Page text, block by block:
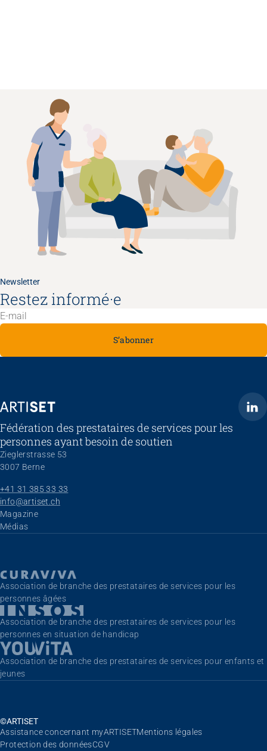
Newsletter
Restez informé·e
S’abonner
ARTISET
Fédération des prestataires de services pour les
personnes ayant besoin de soutien
Zieglerstrasse 53
3007 Berne
+41 31 385 33 33
info@artiset.ch
Aller au contenu
Magazine
Médias
Association de branche des prestataires de services pour les
personnes âgées
Association de branche des prestataires de services pour les
personnes en situation de handicap
Association de branche des prestataires de services pour enfants et
jeunes
©ARTISET
Aller au contenu
Assistance concernant myARTISETMentions légales
Protection des donnéesCGV